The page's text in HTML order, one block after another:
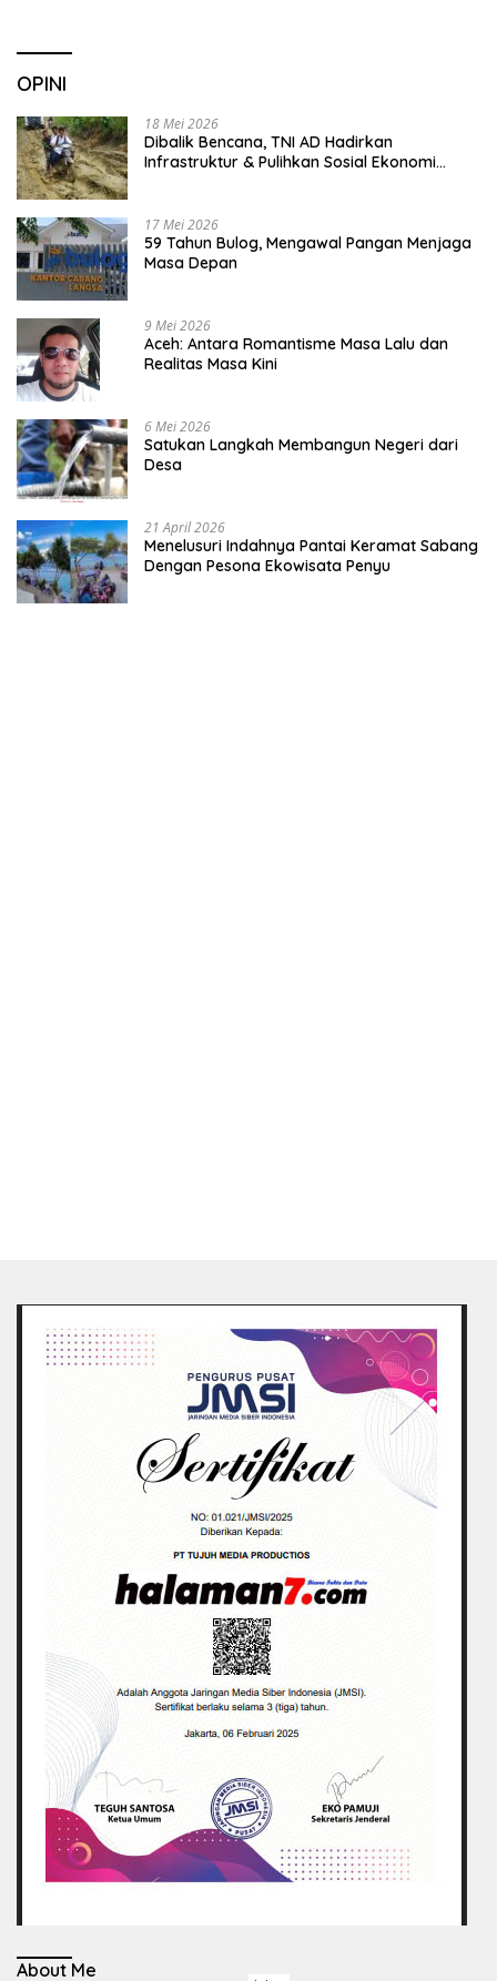
OPINI
18 Mei 2026
Dibalik Bencana, TNI AD Hadirkan
Infrastruktur & Pulihkan Sosial Ekonomi
17 Mei 2026
59 Tahun Bulog, Mengawal Pangan Menjaga
Masa Depan
9 Mei 2026
Aceh: Antara Romantisme Masa Lalu dan
Realitas Masa Kini
6 Mei 2026
Satukan Langkah Membangun Negeri dari
Desa
21 April 2026
Menelusuri Indahnya Pantai Keramat Sabang
Dengan Pesona Ekowisata Penyu
About Me